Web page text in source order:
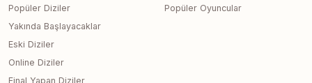
Popüler Diziler
Yakında Başlayacaklar
Eski Diziler
Online Diziler
Final Yapan Diziler
Popüler Oyuncular